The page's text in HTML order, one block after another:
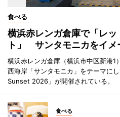
食べる
横浜赤レンガ倉庫で「レ
ト」 サンタモニカをイ
横浜赤レンガ倉庫（横浜市中区新港1
西海岸「サンタモニカ」をテーマに
Sunset 2026」が開催されている。
食べる